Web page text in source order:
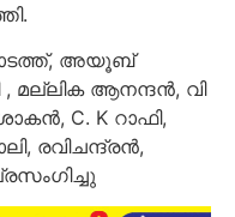
അയൂബ്
മല്ലിക ആനന്ദൻ, വി
C. K റാഫി,
രവിചന്ദ്രൻ,